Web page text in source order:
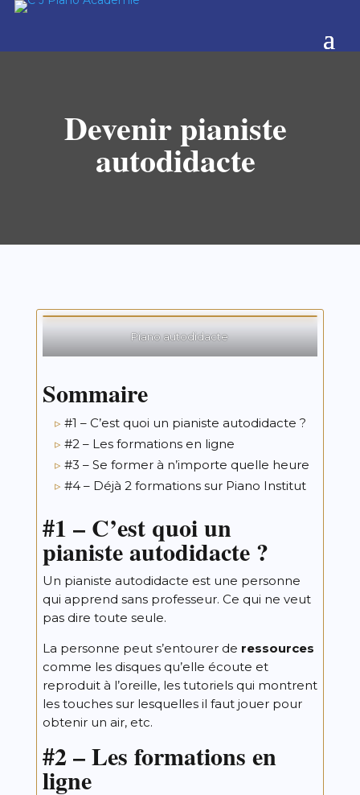
Devenir pianiste
autodidacte
Piano autodidacte
Sommaire
#1 – C’est quoi un pianiste autodidacte ?
#2 – Les formations en ligne
#3 – Se former à n’importe quelle heure
#4 – Déjà 2 formations sur Piano Institut
#1 – C’est quoi un
pianiste autodidacte ?
Un pianiste autodidacte est une personne
qui apprend sans professeur. Ce qui ne veut
pas dire toute seule.
La personne peut s’entourer de ressources
comme les disques qu’elle écoute et
reproduit à l’oreille, les tutoriels qui montrent
les touches sur lesquelles il faut jouer pour
obtenir un air, etc.
#2 –Les formations en
ligne